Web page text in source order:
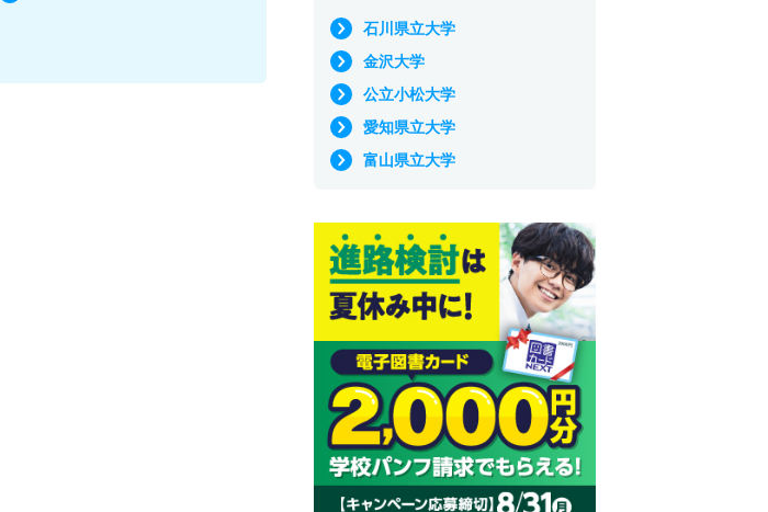
石川県立大学
金沢大学
公立小松大学
愛知県立大学
富山県立大学